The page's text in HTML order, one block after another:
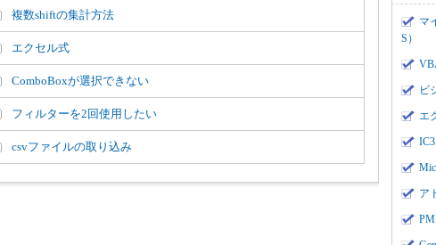
複数shiftの集計方法
エクセル式
ComboBoxが選択できない
フィルターを2回使用したい
csvファイルの取り込み
マ
S）
ビ
エ
ア